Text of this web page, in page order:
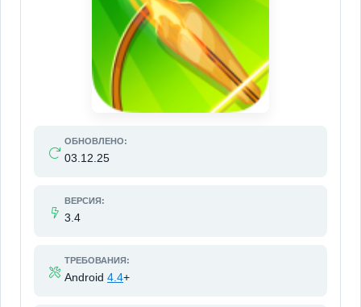
ОБНОВЛЕНО:
03.12.25
ВЕРСИЯ:
3.4
ТРЕБОВАНИЯ:
Android 4.4+